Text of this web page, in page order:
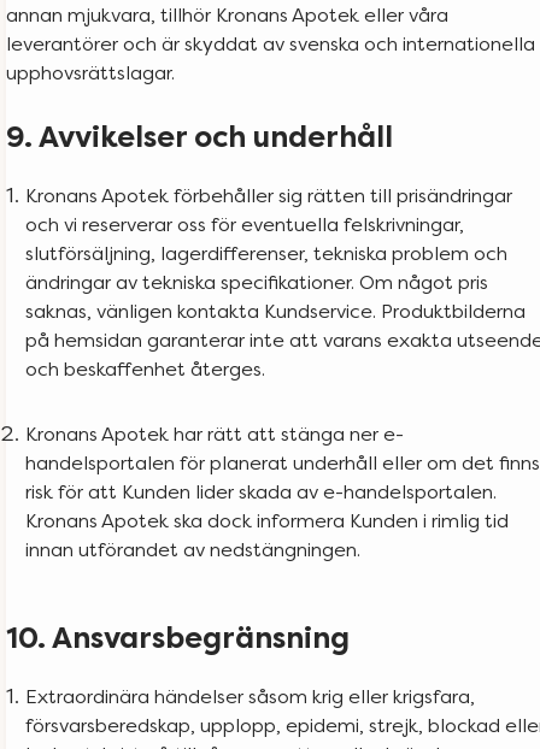
annan mjukvara, tillhör Kronans Apotek eller våra
leverantörer och är skyddat av svenska och internationella
upphovsrättslagar.
9. Avvikelser och underhåll
Kronans Apotek förbehåller sig rätten till prisändringar
och vi reserverar oss för eventuella felskrivningar,
slutförsäljning, lagerdifferenser, tekniska problem och
ändringar av tekniska specifikationer. Om något pris
saknas, vänligen kontakta Kundservice. Produktbilderna
på hemsidan garanterar inte att varans exakta
och beskaffenhet återges.
Kronans Apotek har rätt att stänga ner e-
handelsportalen för planerat underhåll eller om det finns
risk för att Kunden lider skada av e-handelsportalen.
Kronans Apotek ska dock informera Kunden i rimlig tid
innan utförandet av nedstängningen.
10. Ansvarsbegränsning
Extraordinära händelser såsom krig eller krigsfara,
försvarsberedskap, upplopp, epidemi, strejk, blockad